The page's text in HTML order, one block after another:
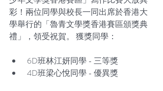
彩！兩位同學與校長一同出席於香港大
學舉行的「魯青文學獎香港賽區頒獎典
禮」，領受祝賀。 獲獎同學：
6D班林江妍同學 - 三等獎
4D班梁心悅同學 - 優異獎